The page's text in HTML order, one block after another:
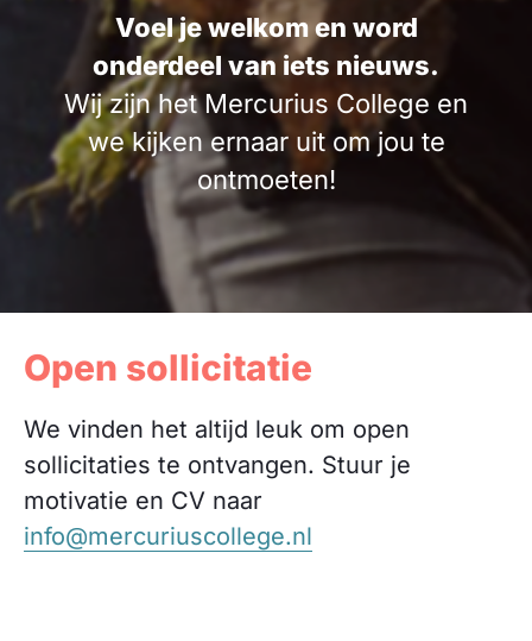
Voel je welkom en word
onderdeel van iets nieuws.
Wij zijn het Mercurius College en
we kijken ernaar uit om jou te
ontmoeten!
Open sollicitatie
We vinden het altijd leuk om open
sollicitaties te ontvangen. Stuur je
motivatie en CV naar
info@mercuriuscollege.nl